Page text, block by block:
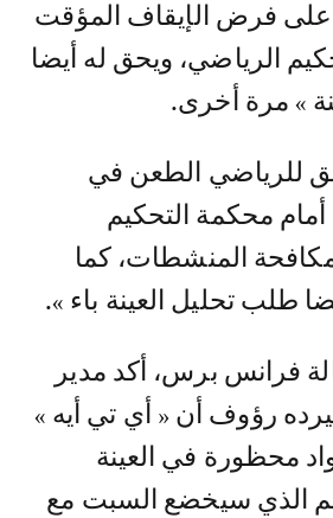
فرض الإيقاف المؤقت
الرياضي، ويحق له أيضا
» مرة أخرى.
للرياضي الطعن في
محكمة التحكيم
المنشطات، كما
طلب تحليل العينة باء ».
فرانس برس، أكد مدير
هيرده رؤوف أن « أي تي أيه »
محظورة في العينة
الذي سيخضع السبت مع